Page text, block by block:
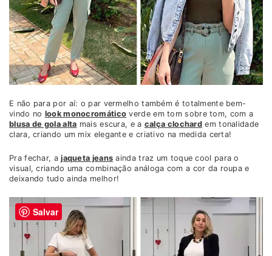
E não para por aí: o par vermelho também é totalmente bem-
vindo no look monocromático verde em tom sobre tom, com a
blusa de gola alta mais escura, e a calça clochard em tonalidade
clara, criando um mix elegante e criativo na medida certa!
Pra fechar, ajaqueta jeans ainda traz um toque cool para o
visual, criando uma combinação análoga com a cor da roupa e
deixando tudo ainda melhor!
Salvar